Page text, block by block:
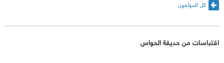
كل المؤلفون
اقتباسات من حديقة الحواس